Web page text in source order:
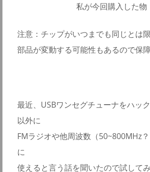
私が今回購入した
注意：チップがいつまでも同じとは限
部品が変動する可能性もあるので保障
最近、USBワンセグチューナをハッ
以外に
FMラジオや他周波数（50~800MHz
に
使えると言う話を聞いたので試して